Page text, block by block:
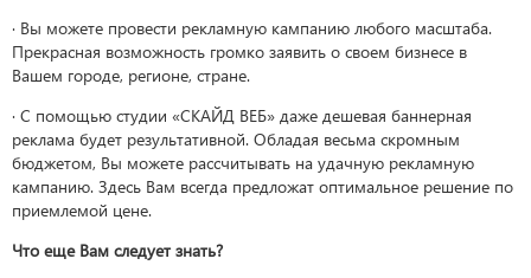
· Вы можете провести рекламную кампанию любого масштаба.
Прекрасная возможность громко заявить о своем бизнесе в
Вашем городе, регионе, стране.
· С помощью студии «СКАЙД ВЕБ» даже дешевая баннерная
реклама будет результативной. Обладая весьма скромным
бюджетом, Вы можете рассчитывать на удачную рекламную
кампанию. Здесь Вам всегда предложат оптимальное решение по
приемлемой цене.
Что еще Вам следует знать?